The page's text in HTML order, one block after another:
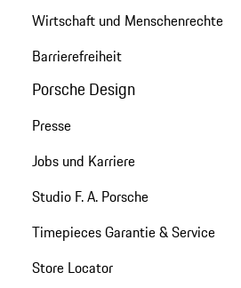
Wirtschaft und Menschenrechte
Barrierefreiheit
Porsche Design
Presse
Jobs und Karriere
Studio F. A. Porsche
Timepieces Garantie & Service
Store Locator